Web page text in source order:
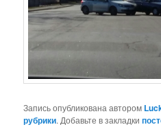
Запись опубликована автором
рубрики. Добавьте в закладки